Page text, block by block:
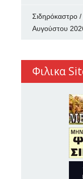
Σιδηρόκαστρο
Αυγούστου
Φιλικα